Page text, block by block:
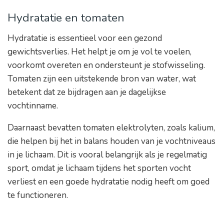
Hydratatie en tomaten
Hydratatie is essentieel voor een gezond
gewichtsverlies. Het helpt je om je vol te voelen,
voorkomt overeten en ondersteunt je stofwisseling.
Tomaten zijn een uitstekende bron van water, wat
betekent dat ze bijdragen aan je dagelijkse
vochtinname.
Daarnaast bevatten tomaten elektrolyten, zoals kalium,
die helpen bij het in balans houden van je vochtniveaus
in je lichaam. Dit is vooral belangrijk als je regelmatig
sport, omdat je lichaam tijdens het sporten vocht
verliest en een goede hydratatie nodig heeft om goed
te functioneren.